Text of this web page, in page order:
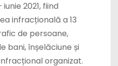
2021, fiind
infracțională a 13
de persoane,
bani, înșelăciune și
organizat.